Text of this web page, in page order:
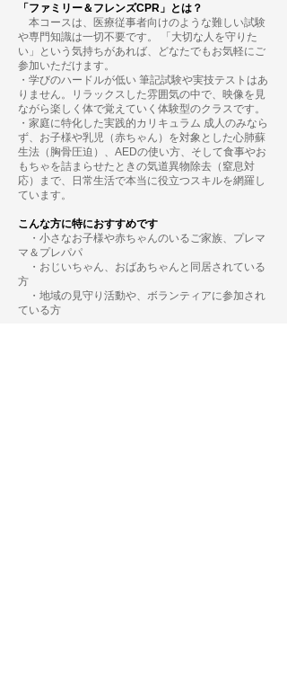
「ファミリー＆フレンズCPR」とは？
本コースは、医療従事者向けのような難しい試験
や専門知識は一切不要です。
「大切な人を守りた
い」という気持ちがあれば、どなたでもお気軽にご
参加いただけます。
・学びのハードルが低い 筆記試験や実技テストはあ
りません。リラックスした雰囲気の中で、映像を見
ながら楽しく体で覚えていく体験型のクラスです。
・家庭に特化した実践的カリキュラム 成人のみなら
ず、お子様や乳児（赤ちゃん）を対象とした心肺蘇
生法（胸骨圧迫）、AEDの使い方、そして食事やお
もちゃを詰まらせたときの気道異物除去（窒息対
応）まで、日常生活で本当に役立つスキルを網羅し
ています。
こんな方に特におすすめです
・小さなお子様や赤ちゃんのいるご家族、プレマ
マ＆プレパパ
・おじいちゃん、おばあちゃんと同居されている
方
・地域の見守り活動や、ボランティアに参加され
ている方